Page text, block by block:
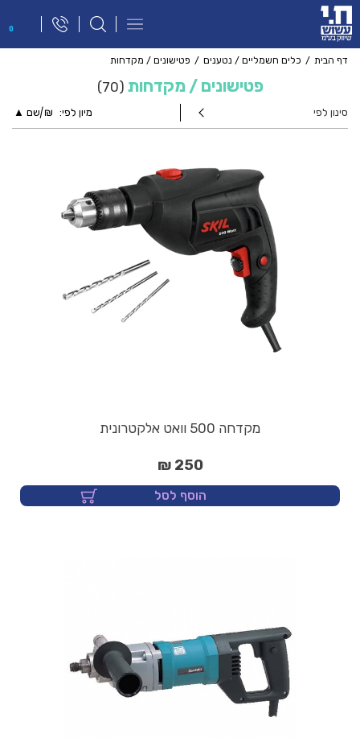
0
פתח
ניווט
דף הבית כלים חשמליים / נטענים פטישונים / מקדחות
פטישונים / מקדחות 70
מיון לפי: ₪
|שם ▲ סינון לפי
מקדחה 500 וואט אלקטרונית
250 ₪
הוסף לסל